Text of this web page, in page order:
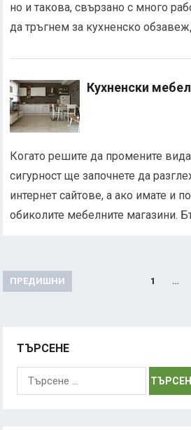
но и такова, свързано с много
да тръгнем за кухненско
Кухненски
Когато решите да промените
сигурност ще започнете да
интернет сайтове, а ако имате и
обиколите мебелните магазини.
Разделяне
на
страници
ПРЕДИШНИ 1 …
ТЪРСЕНЕ
Търсене